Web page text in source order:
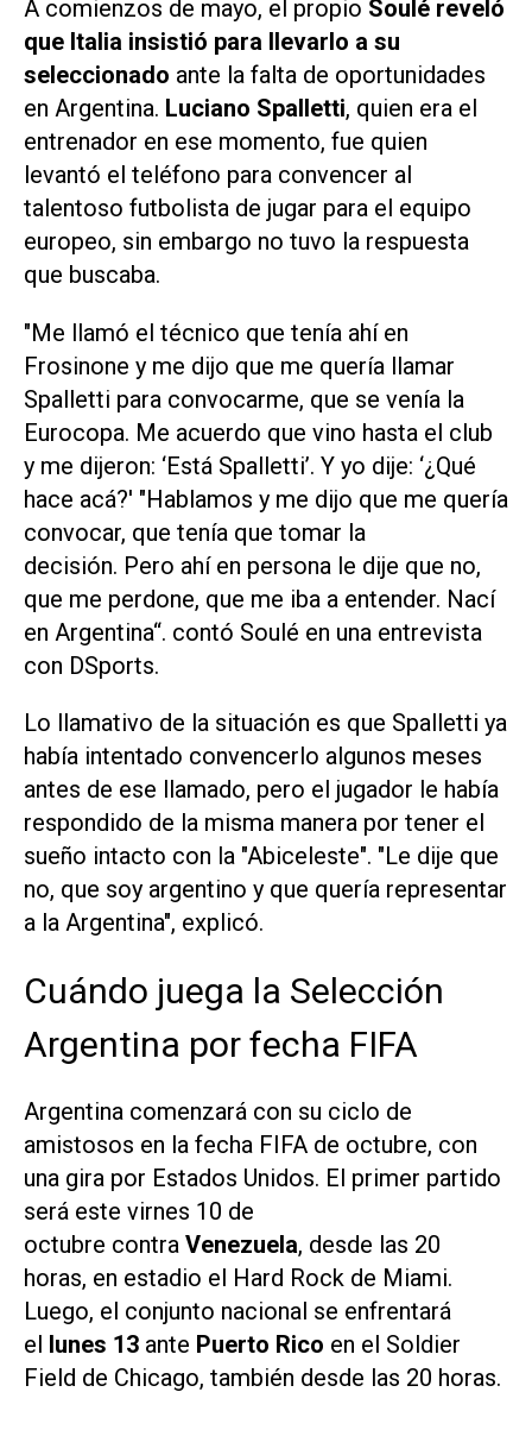
A comienzos de mayo, el propio Soulé reveló
que Italia insistió para llevarlo a su
seleccionado ante la falta de oportunidades
en Argentina. Luciano Spalletti, quien era el
entrenador en ese momento, fue quien
levantó el teléfono para convencer al
talentoso futbolista de jugar para el equipo
europeo, sin embargo no tuvo la respuesta
que buscaba.
"Me llamó el técnico que tenía ahí en
Frosinone y me dijo que me quería llamar
Spalletti para convocarme, que se venía la
Eurocopa. Me acuerdo que vino hasta el club
y me dijeron: ‘Está Spalletti’. Y yo dije: ‘¿Qué
hace acá?' "Hablamos y me dijo que me quería
convocar, que tenía que tomar la
decisión. Pero ahí en persona le dije que no,
que me perdone, que me iba a entender. Nací
en Argentina“. contó Soulé en una entrevista
con DSports.
Lo llamativo de la situación es que Spalletti ya
había intentado convencerlo algunos meses
antes de ese llamado, pero el jugador le había
respondido de la misma manera por tener el
sueño intacto con la "Abiceleste". "Le dije que
no, que soy argentino y que quería representar
a la Argentina", explicó.
Cuándo juega la Selección
Argentina por fecha FIFA
Argentina comenzará con su ciclo de
amistosos en la fecha FIFA de octubre, con
una gira por Estados Unidos. El primer partido
será este virnes 10 de
octubre contra Venezuela, desde las 20
horas, en estadio el Hard Rock de Miami.
Luego, el conjunto nacional se enfrentará
el lunes 13 ante Puerto Rico en el Soldier
Field de Chicago, también desde las 20 horas.